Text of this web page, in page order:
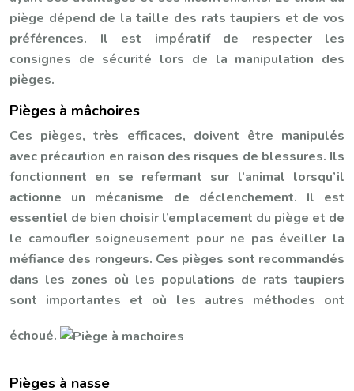
piège dépend de la taille des rats taupiers et de vos
préférences. Il est impératif de respecter les
consignes de sécurité lors de la manipulation des
pièges.
Pièges à mâchoires
Ces pièges, très efficaces, doivent être manipulés
avec précaution en raison des risques de blessures. Ils
fonctionnent en se refermant sur l’animal lorsqu’il
actionne un mécanisme de déclenchement. Il est
essentiel de bien choisir l’emplacement du piège et de
le camoufler soigneusement pour ne pas éveiller la
méfiance des rongeurs. Ces pièges sont recommandés
dans les zones où les populations de rats taupiers
sont importantes et où les autres méthodes ont
échoué.
Pièges à nasse